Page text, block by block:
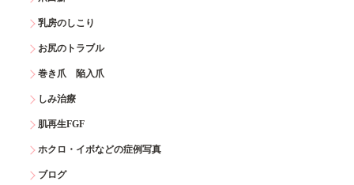
乳房のしこり
お尻のトラブル
巻き爪 陥入爪
しみ治療
肌再生FGF
ホクロ・イボなどの症例写真
ブログ